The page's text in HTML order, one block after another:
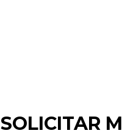
SOLICITAR